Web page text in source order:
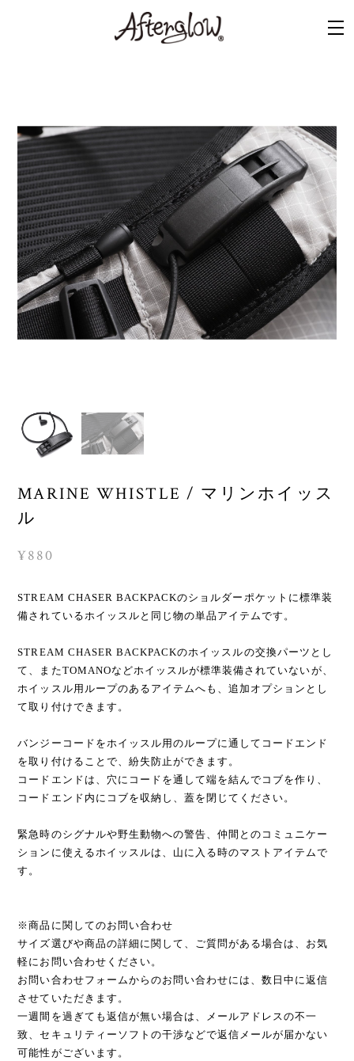
MARINE WHISTLE / マリンホイッス
ル
¥880
STREAM CHASER BACKPACKのショルダーポケットに標準装
備されているホイッスルと同じ物の単品アイテムです。
STREAM CHASER BACKPACKのホイッスルの交換パーツとし
て、またTOMANOなどホイッスルが標準装備されていないが、
ホイッスル用ループのあるアイテムへも、追加オプションとし
て取り付けできます。
バンジーコードをホイッスル用のループに通してコードエンド
を取り付けることで、紛失防止ができます。
コードエンドは、穴にコードを通して端を結んでコブを作り、
コードエンド内にコブを収納し、蓋を閉じてください。
緊急時のシグナルや野生動物への警告、仲間とのコミュニケー
ションに使えるホイッスルは、山に入る時のマストアイテムで
す。
※商品に関してのお問い合わせ
サイズ選びや商品の詳細に関して、ご質問がある場合は、お気
軽にお問い合わせください。
お問い合わせフォームからのお問い合わせには、数日中に返信
させていただきます。
一週間を過ぎても返信が無い場合は、メールアドレスの不一
致、セキュリティーソフトの干渉などで返信メールが届かない
可能性がございます。